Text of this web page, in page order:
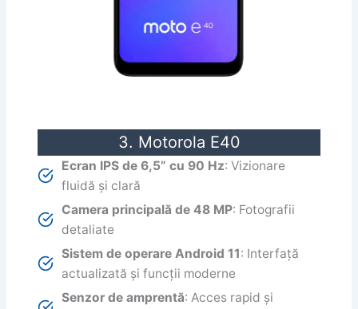
3. Motorola E40
Ecran IPS de 6,5” cu 90 Hz: Vizionare
fluidă și clară
Camera principală de 48 MP: Fotografii
detaliate
Sistem de operare Android 11: Interfață
actualizată și funcții moderne
Senzor de amprentă: Acces rapid și